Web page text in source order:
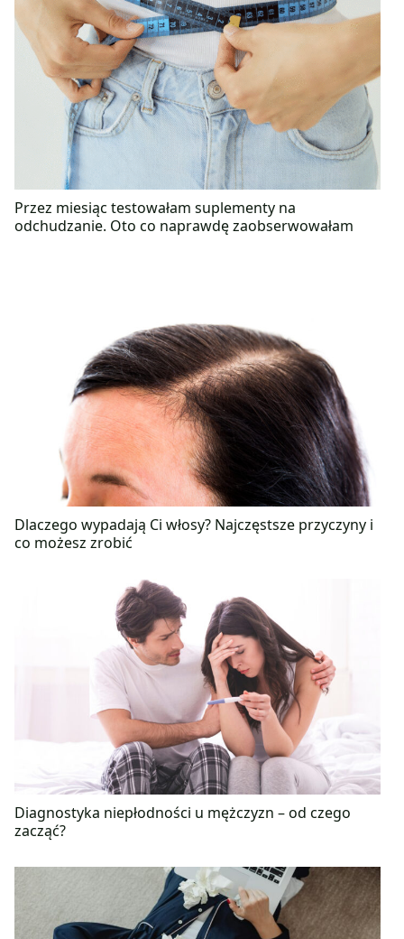
Przez miesiąc testowałam suplementy na
odchudzanie. Oto co naprawdę zaobserwowałam
Dlaczego wypadają Ci włosy? Najczęstsze przyczyny i
co możesz zrobić
Diagnostyka niepłodności u mężczyzn – od czego
zacząć?